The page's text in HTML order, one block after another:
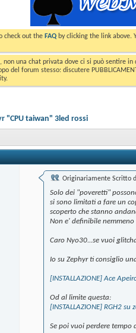
check out the FAQ by clicking the link above.
non una chat privata dove ci si può sentire
del forum stesso: discutere
"CPU taiwan" 3led rossi
Originariamente Scritto
Solo dei "poveretti"
si sono limitati a fare un
scoperto che stanno
Non e' definibile
Caro Nyo30...se vuoi
Io su Zephyr ti consiglio
[INSTALLAZIONE] Ace
Od al limite questa:
[INSTALLAZIONE] RGH2 su
Se poi vuoi perdere tempo